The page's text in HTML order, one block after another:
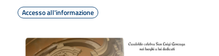
Accesso all'informazione